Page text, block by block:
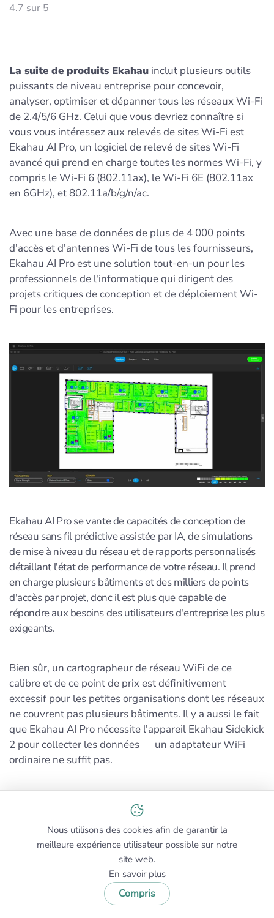
4.7 sur 5
La suite de produits Ekahau inclut plusieurs outils
puissants de niveau entreprise pour concevoir,
analyser, optimiser et dépanner tous les réseaux Wi-Fi
de 2.4/5/6 GHz. Celui que vous devriez connaître si
vous vous intéressez aux relevés de sites Wi-Fi est
Ekahau AI Pro, un logiciel de relevé de sites Wi-Fi
avancé qui prend en charge toutes les normes Wi-Fi, y
compris le Wi-Fi 6 (802.11ax), le Wi-Fi 6E (802.11ax
en 6GHz), et 802.11a/b/g/n/ac.
Avec une base de données de plus de 4 000 points
d'accès et d'antennes Wi-Fi de tous les fournisseurs,
Ekahau AI Pro est une solution tout-en-un pour les
professionnels de l'informatique qui dirigent des
projets critiques de conception et de déploiement Wi-
Fi pour les entreprises.
Ekahau AI Pro se vante de capacités de conception de
réseau sans fil prédictive assistée par IA, de simulations
de mise à niveau du réseau et de rapports personnalisés
détaillant l'état de performance de votre réseau. Il prend
en charge plusieurs bâtiments et des milliers de points
d'accès par projet, donc il est plus que capable de
répondre aux besoins des utilisateurs d'entreprise les plus
exigeants.
Bien sûr, un cartographeur de réseau WiFi de ce
calibre et de ce point de prix est définitivement
excessif pour les petites organisations dont les réseaux
ne couvrent pas plusieurs bâtiments. Il y a aussi le fait
que Ekahau AI Pro nécessite l'appareil Ekahau Sidekick
2 pour collecter les données — un adaptateur WiFi
ordinaire ne suffit pas.
Conceptions de réseaux sans fil prédictifs assistés
Prend en charge toutes les normes Wi-Fi
Peut gérer plusieurs bâtiments et des milliers de
Nous utilisons des cookies afin de garantir la
meilleure expérience utilisateur possible sur notre
site web.
En savoir plus
Compris